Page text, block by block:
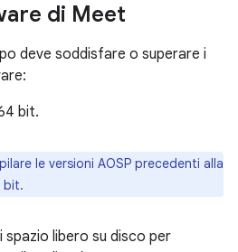
di Meet
deve soddisfare o superare i
bit.
le versioni AOSP precedenti alla
bit.
spazio libero su disco per